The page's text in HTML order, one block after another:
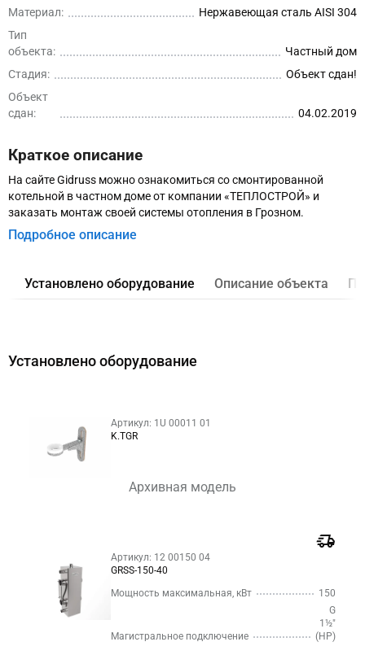
Материал:
Нержавеющая сталь AISI 304
Тип
объекта:
Частный дом
Стадия:
Объект сдан!
Объект
сдан:
04.02.2019
Краткое описание
На сайте Gidruss можно ознакомиться со смонтированной
котельной в частном доме от компании «ТЕПЛОСТРОЙ» и
заказать монтаж своей системы отопления в Грозном.
Подробное описание
Установлено оборудование Описание объекта
Установлено оборудование
Артикул: 1U 00011 01
K.TGR
Архивная модель
Артикул: 12 00150 04
GRSS-150-40
Мощность максимальная, кВт
150
Магистральное подключение
G
1½″
(НР)